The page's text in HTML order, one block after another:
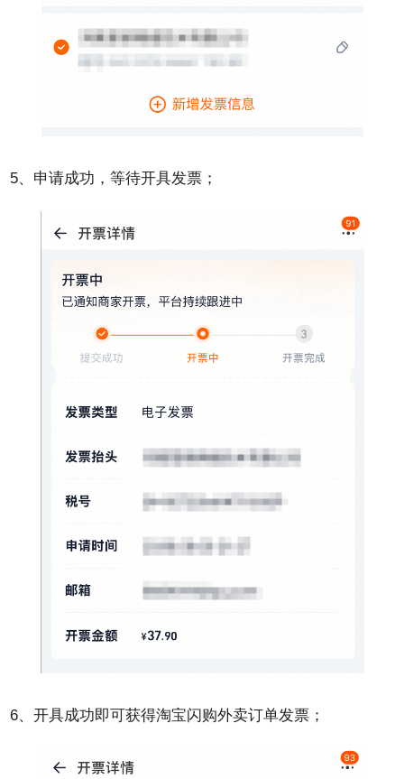
5、申请成功，等待开具发票；
6、开具成功即可获得淘宝闪购外卖订单发票；